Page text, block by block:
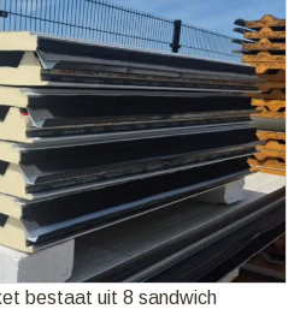
bestaat uit 8 sandwich